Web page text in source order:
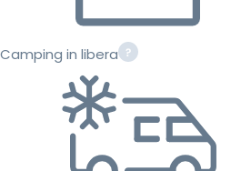
Camping in libera